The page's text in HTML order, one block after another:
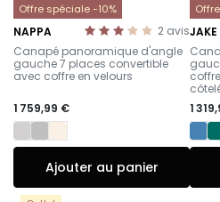
Offre spéciale -10%
2 avis
NAPPA
-
Canapé panoramique d'angle
gauche 7 places convertible
avec coffre en velours
1 759,99 €
Ajouter au panier
JAKE
-
1